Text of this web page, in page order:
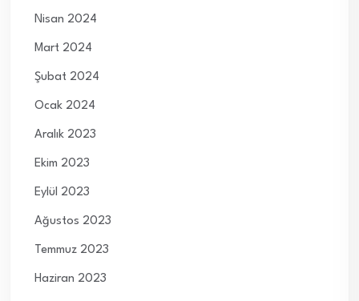
Nisan 2024
Mart 2024
Şubat 2024
Ocak 2024
Aralık 2023
Ekim 2023
Eylül 2023
Ağustos 2023
Temmuz 2023
Haziran 2023